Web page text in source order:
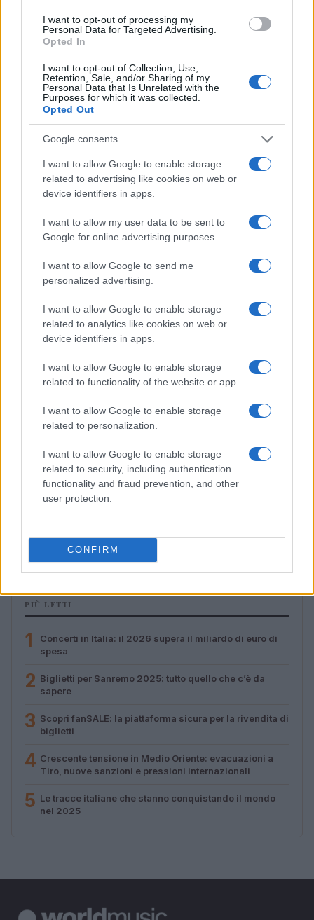
I want to opt-out of processing my
Personal Data for Targeted Advertising.
Opted In
I want to opt-out of Collection, Use,
Retention, Sale, and/or Sharing of my
Personal Data that Is Unrelated with the
Purposes for which it was collected.
Opted Out
Google consents
I want to allow Google to enable storage
related to advertising like cookies on web or
device identifiers in apps.
I want to allow my user data to be sent to
Google for online advertising purposes.
I want to allow Google to send me
personalized advertising.
I want to allow Google to enable storage
related to analytics like cookies on web or
device identifiers in apps.
I want to allow Google to enable storage
related to functionality of the website or app.
I want to allow Google to enable storage
related to personalization.
I want to allow Google to enable storage
related to security, including authentication
functionality and fraud prevention, and other
user protection.
CONFIRM
ritorno sul palco
Susanna Riva · 6 Ago 2026
NEWS
Valle d’Aosta: polemiche tra sindacato e istituzioni per
le supplenze scolastiche
NEWS
Letizia Fontana · 5 Ago 2026
PIÙ LETTI
1
Concerti in Italia: il 2026 supera il miliardo di euro di
spesa
2 Biglietti per Sanremo 2025: tutto quello che c’è da
sapere
3 Scopri fanSALE: la piattaforma sicura per la rivendita di
biglietti
4 Crescente tensione in Medio Oriente: evacuazioni a
Tiro, nuove sanzioni e pressioni internazionali
5 Le tracce italiane che stanno conquistando il mondo
nel 2025